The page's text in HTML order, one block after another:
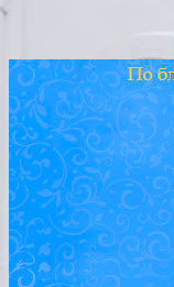
Храм св.
Невского